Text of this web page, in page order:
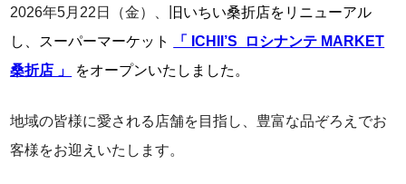
2026年5月22日（金）、
旧いちい桑折店をリニューアル
し、スーパーマーケット
「 ICHII’S ロシナンテ MARKET
桑折店 」
をオープンいたしました。
地域の皆様に愛される店舗を目指し、豊富な品ぞろえでお
客様をお迎えいたします。